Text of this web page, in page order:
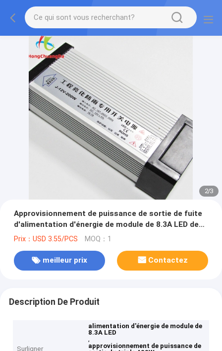
2/3
Approvisionnement de puissance de sortie de fuite
d'alimentation d'énergie de module de 8.3A LED de
triple actuel de la protection 400W
Prix：USD 3.55/PCS MOQ：1
meilleur prix Contactez
Description De Produit
Surligner
alimentation d'énergie de module de
8.3A LED
,
approvisionnement de puissance de